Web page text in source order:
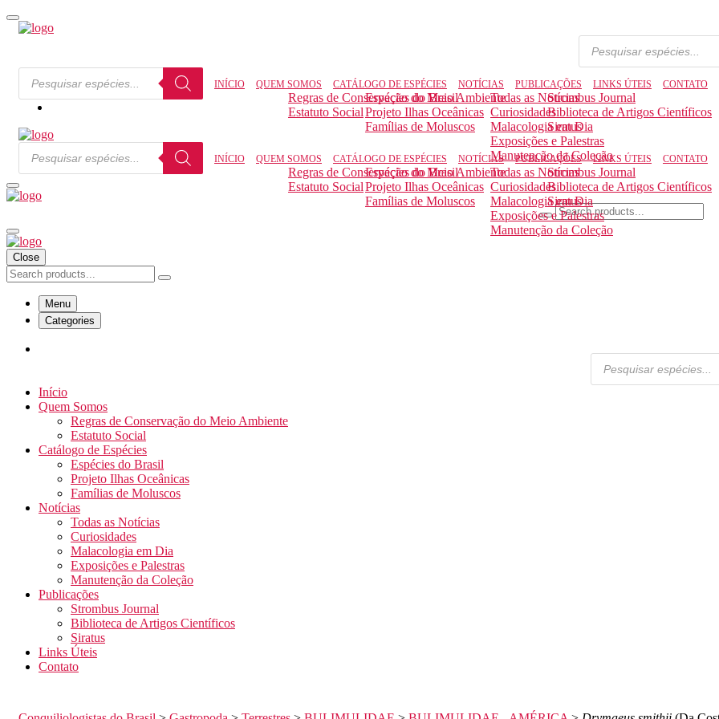
INÍCIO QUEM SOMOS
Regras de Conservação do Meio Ambiente
Estatuto Social
CATÁLOGO DE ESPÉCIES
Espécies do Brasil
Projeto Ilhas Oceânicas
Famílias de Moluscos
NOTÍCIAS
Todas as Notícias
Curiosidades
Malacologia em Dia
Exposições e Palestras
Manutenção da Coleção
PUBLICAÇÕES
Strombus Journal
Biblioteca de Artigos Científicos
Siratus
LINKS ÚTEIS CONTATO
INÍCIO QUEM SOMOS
Regras de Conservação do Meio Ambiente
Estatuto Social
CATÁLOGO DE ESPÉCIES
Espécies do Brasil
Projeto Ilhas Oceânicas
Famílias de Moluscos
NOTÍCIAS
Todas as Notícias
Curiosidades
Malacologia em Dia
Exposições e Palestras
Manutenção da Coleção
PUBLICAÇÕES
Strombus Journal
Biblioteca de Artigos Científicos
Siratus
LINKS ÚTEIS CONTATO
Close
Menu
Categories
Início
Quem Somos
Regras de Conservação do Meio Ambiente
Estatuto Social
Catálogo de Espécies
Espécies do Brasil
Projeto Ilhas Oceânicas
Famílias de Moluscos
Notícias
Todas as Notícias
Curiosidades
Malacologia em Dia
Exposições e Palestras
Manutenção da Coleção
Publicações
Strombus Journal
Biblioteca de Artigos Científicos
Siratus
Links Úteis
Contato